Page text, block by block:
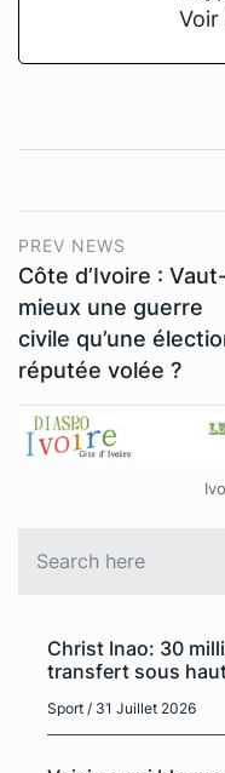
Voir
PREV NEWS
Côte d’Ivoire :
mieux une guerre
civile qu’une
réputée volée ?
Christ Inao: 30
transfert sous
Sport / 31 Juillet 2026